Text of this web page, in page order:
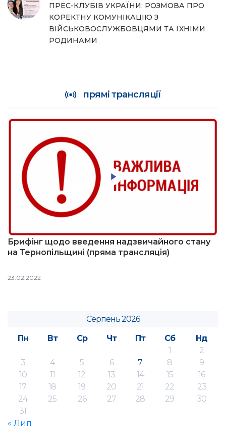
ПРЕС-КЛУБІВ УКРАЇНИ: РОЗМОВА ПРО
КОРЕКТНУ КОМУНІКАЦІЮ З
ВІЙСЬКОВОСЛУЖБОВЦЯМИ ТА ЇХНІМИ
РОДИНАМИ
прямі трансляції
Брифінг щодо введення надзвичайного стану
на Тернопільщині (пряма трансляція)
23.02.2022
Серпень 2026
Пн
Вт Ср Чт Пт Сб
Нд
1
2
3
4 5 6 7 8
9
10
11 12 13 14 15
16
17
18 19 20 21 22
23
24
25 26 27 28 29
30
31
« Лип